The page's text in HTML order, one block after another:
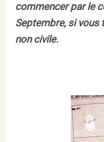
commencer par le
Septembre, si vous
non civile.